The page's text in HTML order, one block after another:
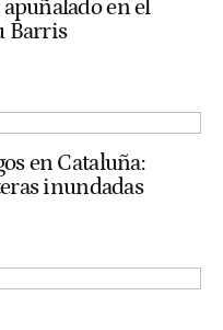
en el
Barris
en Cataluña:
inundadas